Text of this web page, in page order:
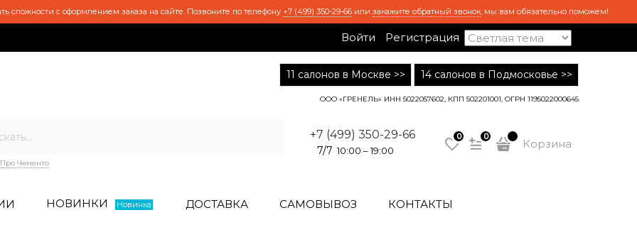
сложности с оформлением заказа на сайте. Позвоните по телефону +7 (499) 350-29-66 или закажите обратный звонок, мы вам обязательно поможем!
Войти Регистрация
11 салонов в Москве >> 14 салонов в Подмосковье >>
ООО «ГРЕНЕЛЬ» ИНН 5022057602, КПП 502201001, ОГРН 1195022000645
Про Чементо
+7 (499) 350-29-66
7/7 10:00 – 19:00
0 0
Корзина
НОВИНКИ Новинка ДОСТАВКА САМОВЫВОЗ КОНТАКТЫ